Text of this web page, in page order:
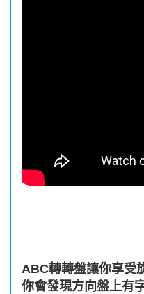
ABC轉轉盤讓你享受
你會發現方向盤上有